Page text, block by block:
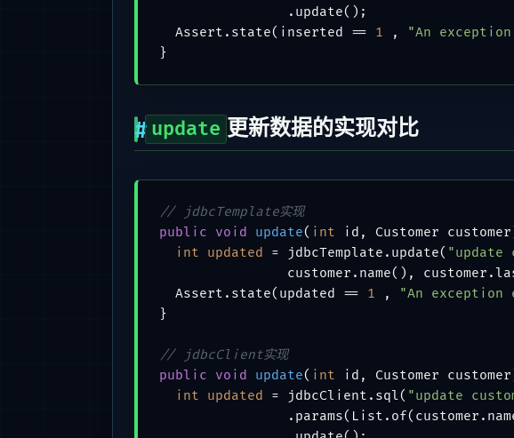
                .update();
  Assert.state(inserted ==
1 ,
"An
update 更新数据的实现对比
// jdbcTemplate实现
public
void update( int id, Customer
int
updated = jdbcTemplate.update( "update
customer.name(),
  Assert.state(updated ==
1 ,
"An exception
}
// jdbcClient实现
public
void update( int id, Customer
int
updated = jdbcClient.sql( "update